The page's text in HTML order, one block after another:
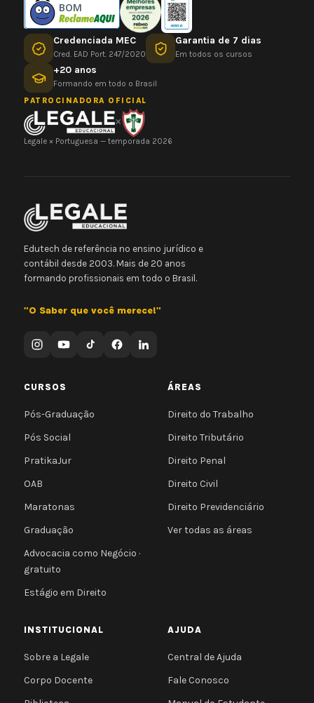
BOM
Credenciada MEC
Cred. EAD Port. 247/2020
Garantia de 7 dias
Em todos os cursos
+20 anos
Formando em todo o Brasil
PATROCINADORA OFICIAL
×
Legale × Portuguesa — temporada 2026
Edutech de referência no ensino jurídico e
contábil desde 2003. Mais de 20 anos
formando profissionais em todo o Brasil.
"O Saber que você merece!"
CURSOS
Pós-Graduação
Pós Social
PratikaJur
OAB
Maratonas
Graduação
Advocacia como Negócio ·
gratuito
Estágio em Direito
ÁREAS
Direito do Trabalho
Direito Tributário
Direito Penal
Direito Civil
Direito Previdenciário
Ver todas as áreas
INSTITUCIONAL
Sobre a Legale
Corpo Docente
AJUDA
Central de Ajuda
Fale Conosco